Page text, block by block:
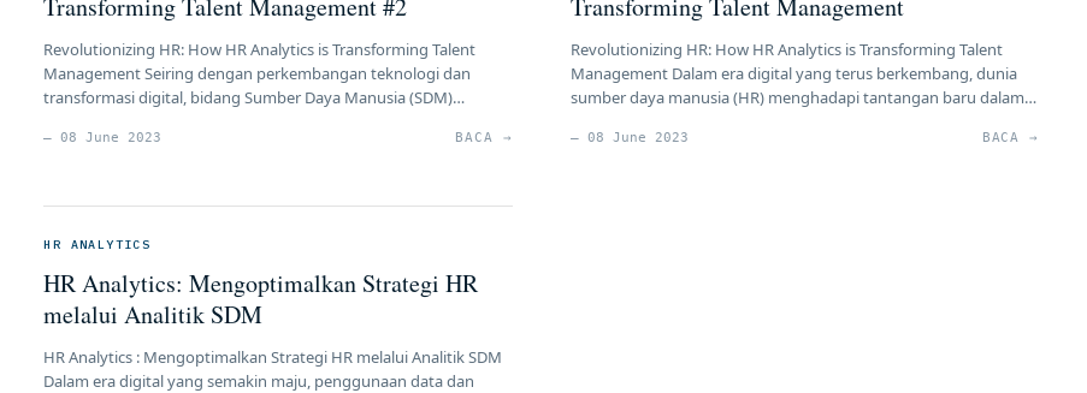
Transforming Talent Management #2
Revolutionizing HR: How HR Analytics is Transforming Talent
Management Seiring dengan perkembangan teknologi dan
transformasi digital, bidang Sumber Daya Manusia (SDM)
penting yang terjadi adalah penggunaan HR Analytics dalam
— 08 June 2023 BACA →
Transforming Talent Management
Revolutionizing HR: How HR Analytics is Transforming Talent
Management Dalam era digital yang terus berkembang, dunia
sumber daya manusia (HR) menghadapi tantangan baru dalam
Dalam menghadapi perubahan ini, HR Analytics telah muncul
— 08 June 2023 BACA →
HR ANALYTICS
HR Analytics: Mengoptimalkan Strategi HR
melalui Analitik SDM
HR Analytics : Mengoptimalkan Strategi HR melalui Analitik SDM
Dalam era digital yang semakin maju, penggunaan data dan